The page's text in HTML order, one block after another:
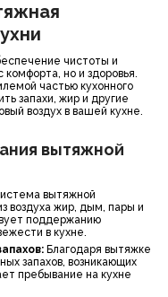
чистоты и
комфорта, но и здоровья.
частью кухонного
запахи, жир и другие
воздух в вашей кухне.
вытяжной
вытяжной
воздуха жир, дым, пары и
поддержанию
в кухне.
: Благодаря вытяжке
запахов, возникающих
пребывание на кухне